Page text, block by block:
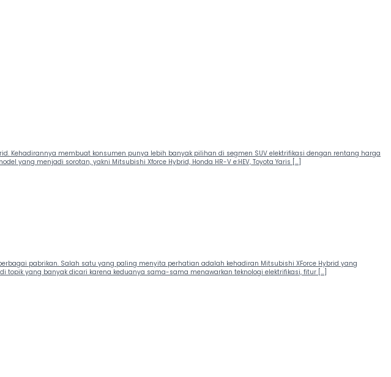
Kehadirannya membuat konsumen punya lebih banyak pilihan di segmen SUV elektrifikasi dengan rentang harga
yang menjadi sorotan, yakni Mitsubishi Xforce Hybrid, Honda HR-V e:HEV, Toyota Yaris […]
pabrikan. Salah satu yang paling menyita perhatian adalah kehadiran Mitsubishi XForce Hybrid yang
topik yang banyak dicari karena keduanya sama-sama menawarkan teknologi elektrifikasi, fitur […]